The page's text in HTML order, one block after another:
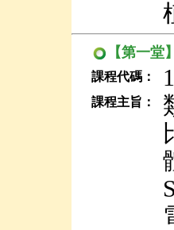
【第一
課程代碼：
課程主旨：